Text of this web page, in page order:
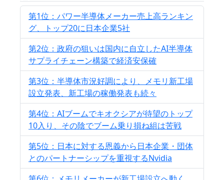
第1位：パワー半導体メーカー売上高ランキン
グ、トップ20に日本企業5社
第2位：政府の狙いは国内に自立したAI半導体
サプライチェーン構築で経済安保確
第3位：半導体市況好調により、メモリ新工場
設立発表、新工場の稼働発表も続々
第4位：AIブームでキオクシアが待望のトップ
10入り、その陰でブーム乗り損ね組は苦戦
第5位：日本に対する恩義から日本企業・団体
とのパートナーシップを重視するNvidia